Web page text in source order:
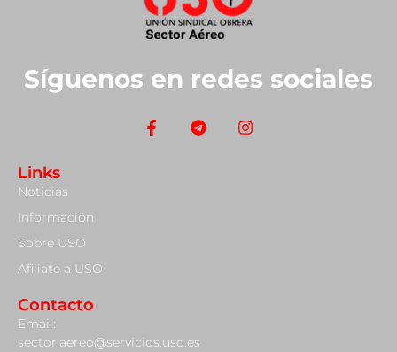
Síguenos en redes sociales
Links
Noticias
Información
Sobre USO
Afiliate a USO
Contacto
Email:
sector.aereo@servicios.uso.es